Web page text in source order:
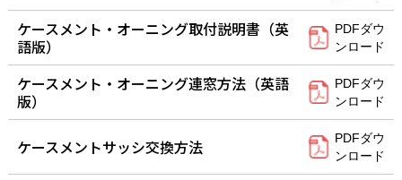
ケースメント・オーニング取付説明書（英
語版）
PDFダウ
ンロード
ケースメント・オーニング連窓方法（英語
版）
PDFダウ
ンロード
ケースメントサッシ交換方法
PDFダウ
ンロード